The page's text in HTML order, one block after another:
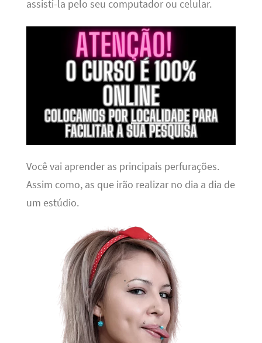
assisti-la pelo seu computador ou celular.
Você vai aprender as principais perfurações.
Assim como, as que irão realizar no dia a dia de
um estúdio.